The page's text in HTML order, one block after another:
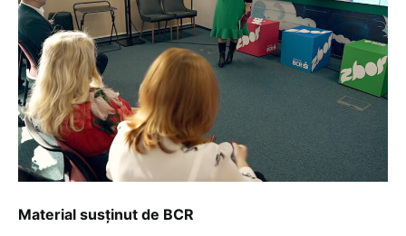
Material susținut de BCR